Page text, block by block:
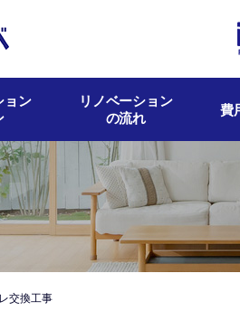
ョン
リノベーション
の流れ
費
交換工事